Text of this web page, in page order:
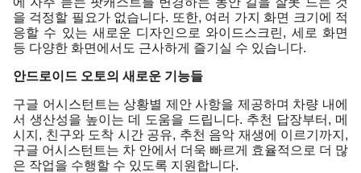
을 걱정할 필요가 없습니다. 또한, 여러 가지 화면 크기에 적
응할 수 있는 새로운 디자인으로 와이드스크린, 세로 화면
등 다양한 화면에서도 근사하게 즐기실 수 있습니다.
안드로이드 오토의 새로운 기능들
구글 어시스턴트는 상황별 제안 사항을 제공하며 차량 내에
서 생산성을 높이는 데 도움을 드립니다. 추천 답장부터, 메
시지, 친구와 도착 시간 공유, 추천 음악 재생에 이르기까지,
구글 어시스턴트는 차 안에서 더욱 빠르게 효율적으로 더 많
은 작업을 수행할 수 있도록 지원합니다.